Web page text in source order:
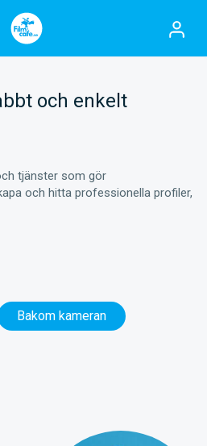
och enkelt
tjänster som gör
och hitta professionella profiler,
Bakom kameran